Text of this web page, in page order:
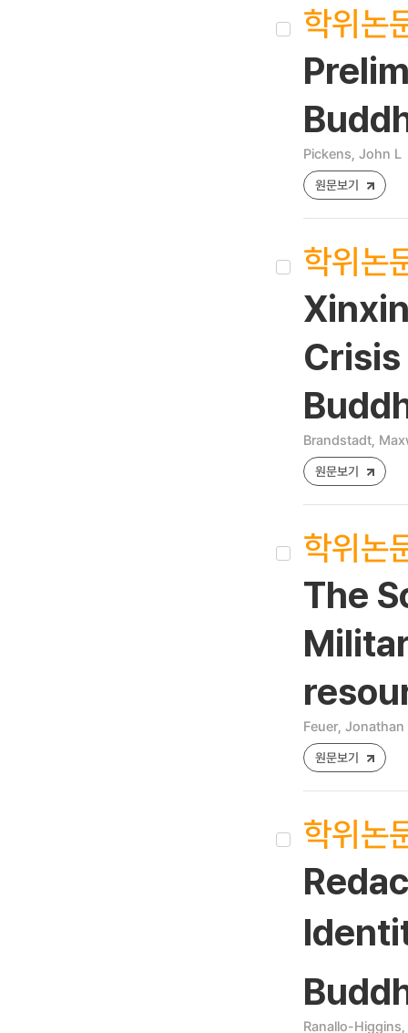
학위논
Pickens, John L
원문보기
학위논
Brandstadt,
원문보기
학위논
The
Feuer, Jonathan
원문보기
학위논
Ranallo-